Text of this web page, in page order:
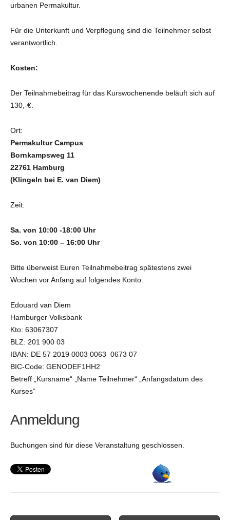
urbanen Permakultur.
Für die Unterkunft und Verpflegung sind die Teilnehmer selbst
verantwortlich.
Kosten:
Der Teilnahmebeitrag für das Kurswochenende beläuft sich auf
130,-€.
Ort:
Permakultur Campus
Bornkampsweg 11
22761 Hamburg
(Klingeln bei E. van Diem)
Zeit:
Sa. von 10:00 -18:00 Uhr
So. von 10:00 – 16:00 Uhr
Bitte überweist Euren Teilnahmebeitrag spätestens zwei
Wochen vor Anfang auf folgendes Konto:
Edouard van Diem
Hamburger Volksbank
Kto: 63067307
BLZ: 201 900 03
IBAN: DE 57 2019 0003 0063 0673 07
BIC-Code: GENODEF1HH2
Betreff „Kursname“ „Name Teilnehmer“ „Anfangsdatum des
Kurses“
Anmeldung
Buchungen sind für diese Veranstaltung geschlossen.
Post